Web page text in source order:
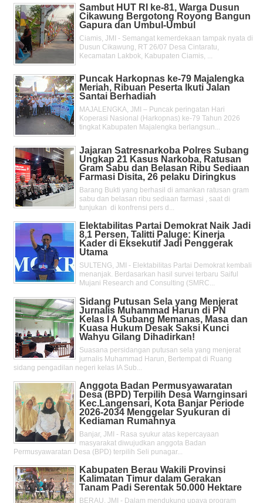
Sambut HUT RI ke-81, Warga Dusun
Cikawung Bergotong Royong Bangun
Gapura dan Umbul-Umbul
Ciamis, JMI - Semangat kemerdekaan tampak nyata di
Dusun Cikawung, RT 26/07 Desa Cintaratu,
Kecamatan Lakbok, Kabupaten Ciamis, ...
Puncak Harkopnas ke-79 Majalengka
Meriah, Ribuan Peserta Ikuti Jalan
Santai Berhadiah
MAJALENGKA, JMI – Puncak peringatan Hari
Koperasi Nasional (Harkopnas) ke-79 Tahun 2026
tingkat Kabupaten Majalengka berlangsun...
Jajaran Satresnarkoba Polres Subang
Ungkap 21 Kasus Narkoba, Ratusan
Gram Sabu dan Belasan Ribu Sediaan
Farmasi Disita, 26 pelaku Diringkus
Barang Bukti yang berhasil di amankan ratusan gram
sabu dan belasan ribu sediaan farmasi , saat di
tunjukan di konfrensi pers d...
Elektabilitas Partai Demokrat Naik Jadi
8,1 Persen, Talitti Paluge: Kinerja
Kader di Eksekutif Jadi Penggerak
Utama
SULTENG, JMI - Elektabilitas Partai Demokrat kembali
menanjak. Berdasarkan hasil survei terbaru Saiful
Mujani Research and Consulting (SMRC...
Sidang Putusan Sela yang Menjerat
Jurnalis Muhammad Harun di PN
Kelas l A Subang Memanas, Masa dan
Kuasa Hukum Desak Saksi Kunci
Wahyu Gilang Dihadirkan!
Suasana persidangan putusan sela yang menjerat
jurnalis Muhammad Harun, Bertempat di Ruang
sidang pengadilan negeri kelas IA Sub...
Anggota Badan Permusyawaratan
Desa (BPD) Terpilih Desa Warnginsari
Kec.Langensari, Kota Banjar Periode
2026-2034 Menggelar Syukuran di
Kediaman Rumahnya
Banjar, JMI - Rasa syukur atas kepercayaan
masyarakat diwujudkan anggota Badan
Permusyawaratan Desa (BPD) terpilih Seli punagar...
Kabupaten Berau Wakili Provinsi
Kalimatan Timur dalam Gerakan
Tanam Padi Serentak 50.000 Hektare
BERAU, JMI - Dalam mendukung upaya program